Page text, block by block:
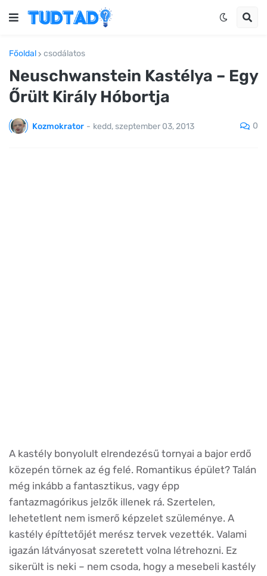
Főoldal csodálatos
Neuschwanstein Kastélya – Egy
Őrült Király Hóbortja
Kozmokrator - kedd, szeptember 03, 2013 0
A kastély bonyolult elrendezésű tornyai a bajor erdő
közepén törnek az ég felé. Romantikus épület? Talán
még inkább a fantasztikus, vagy épp
fantazmagórikus jelzők illenek rá. Szertelen,
lehetetlent nem ismerő képzelet szüleménye. A
kastély építtetőjét merész tervek vezették. Valami
igazán látványosat szeretett volna létrehozni. Ez
sikerült is neki – nem csoda, hogy a mesebeli kastély